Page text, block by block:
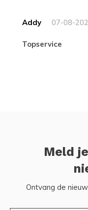
Addy 07-08-
topservice
Meld
Ontvang de